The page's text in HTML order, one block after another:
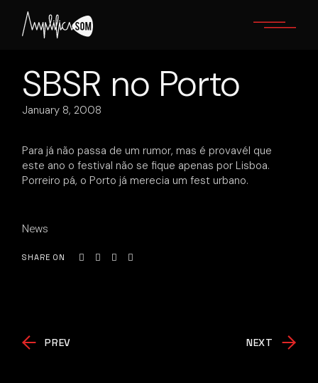
content
SBSR no Porto
January 8, 2008
Para já não passa de um rumor, mas é provavél que
este ano o festival não se fique apenas por Lisboa.
Porreiro pá, o Porto já merecia um fest urbano.
News
SHARE ON
PREV NEXT